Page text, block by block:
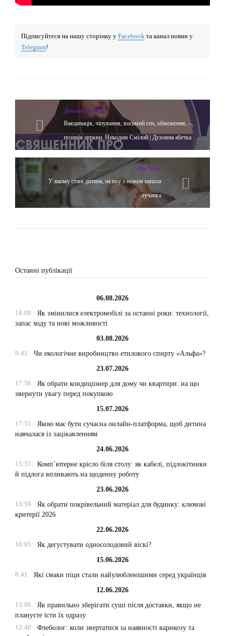
Підписуйтеся на нашу сторінку у Facebook та канал новин у
Telegram!
Духовна абетка
Вакцинація, чіпування, восьмий ген, обмеження, –
позиція церкви. Никодим Смілий | Духовна абетка
Hot News
У якому стані дитина, на яку з ножем напала
лучанка
Останні публікації
06.08.2026
18:08
Як змінилися електромобілі за останні роки: технології,
запас ходу та нові можливості
03.08.2026
9:43
Чи екологічне виробництво етилового спирту «Альфа»?
23.07.2026
17:56
Як обрати кондиціонер для дому чи квартири: на що
звернути увагу перед покупкою
15.07.2026
17:55
Якою має бути сучасна онлайн-платформа, щоб дитина
навчалася із зацікавленням
24.06.2026
15:35
Комп’ютерне крісло біля столу: як кабелі, підлокітники
й підлога впливають на щоденну роботу
23.06.2026
13:59
Як обрати покрівельний матеріал для будинку: ключові
критерії 2026
22.06.2026
10:05
Як дегустувати односолодовий віскі?
15.06.2026
8:41
Які смаки піци стали найулюбленішими серед українців
12.06.2026
13:00
Як правильно зберігати суші після доставки, якщо не
плануєте їсти їх одразу
12:48
Флеболог: коли звертатися за наявності варикозу та